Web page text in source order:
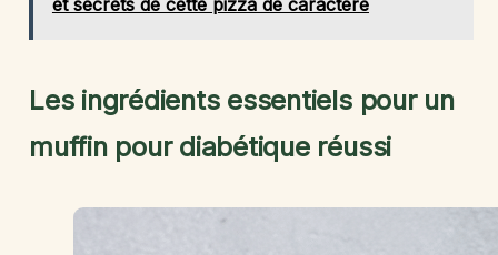
Les ingrédients essentiels pour un
muffin pour diabétique réussi